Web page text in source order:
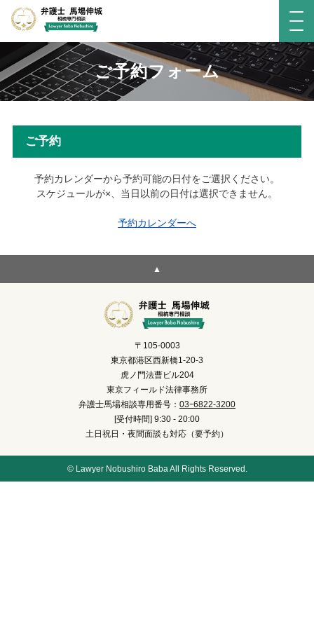
ご予約フォーム
ご予約
予約カレンダーから予約可能の日付をご選択ください。
スケジュールが×、当日以前の日付は選択できません。
予約カレンダーへ
▲
〒105-0003
東京都港区西新橋1-20-3
虎ノ門法曹ビル204
東京フィールド法律事務所
弁護士馬場相談専用番号： 03ｰ6822-3200
[受付時間] 9:30 - 20:00
土日祝日・夜間面談も対応（要予約）
© Lawyer Nobushiro Baba All Rights Reserved.